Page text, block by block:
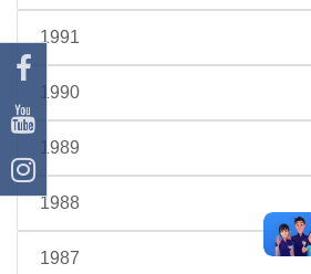
1991
1990
1989
1988
1987